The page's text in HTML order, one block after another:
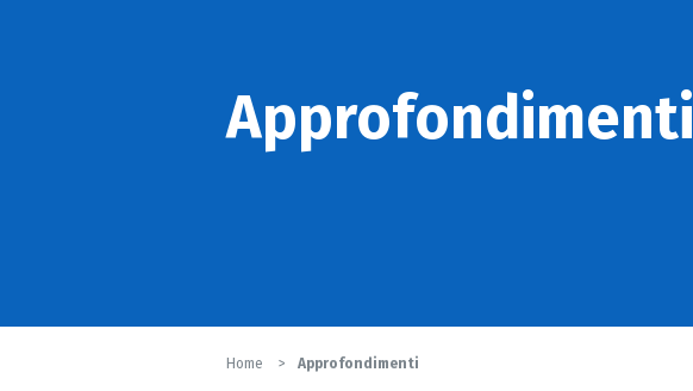
Approfondimenti
Home Approfondimenti